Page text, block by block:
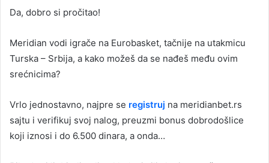
Da, dobro si pročitao!
Meridian vodi igrače na Eurobasket, tačnije na utakmicu
Turska – Srbija, a kako možeš da se nađeš među ovim
srećnicima?
Vrlo jednostavno, najpre se registruj na meridianbet.rs
sajtu i verifikuj svoj nalog, preuzmi bonus dobrodošlice
koji iznosi i do 6.500 dinara, a onda…